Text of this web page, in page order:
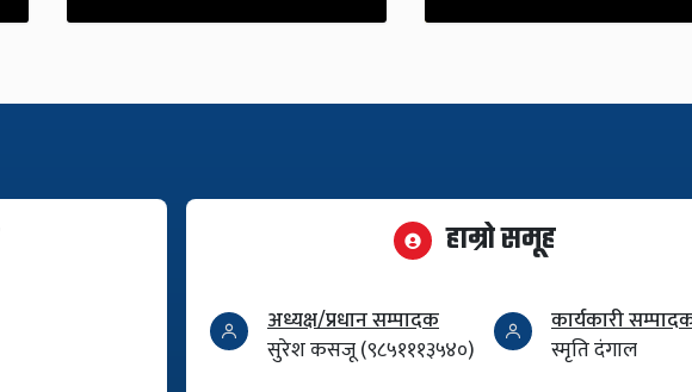
हाम्रो समूह
अध्यक्ष/प्रधान सम्पादक
सुरेश कसजू (९८५१११३५४०)
कार्यकारी
स्मृति दंगाल